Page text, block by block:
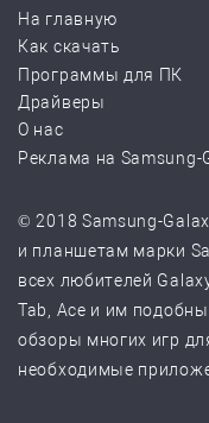
На главную
Как скачать
Программы для ПК
Драйверы
О нас
Реклама на Samsung-
© 2018 Samsung-
и планшетам марки
всех любителей
Tab, Ace и им
обзоры многих игр
необходимые